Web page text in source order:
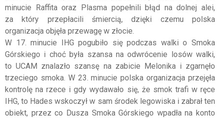
minucie Raffita oraz Plasma popełnili błąd na dolnej alei,
za który przepłacili śmiercią, dzięki czemu polska
organizacja objęła przewagę w złocie.
W 17. minucie IHG pogubiło się podczas walki o Smoka
Górskiego i choć była szansa na odwrócenie losów walki,
to UCAM znalazło szansę na zabicie Melonika i zgarnęło
trzeciego smoka. W 23. minucie polska organizacja przejęła
kontrolę na rzece i gdy wydawało się, że smok trafi w ręce
IHG, to Hades wskoczył w sam środek legowiska i zabrał ten
obiekt, przez co Dusza Smoka Górskiego wpadła na konto